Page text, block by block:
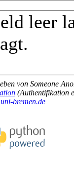
leer
von Someone
(Authentifikation
bremen.de